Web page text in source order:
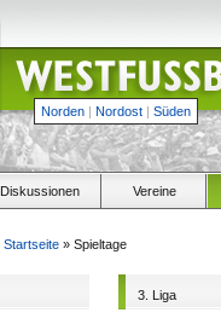
Norden | Nordost | Süden
Diskussionen Vereine
Startseite » Spieltage
3. Liga